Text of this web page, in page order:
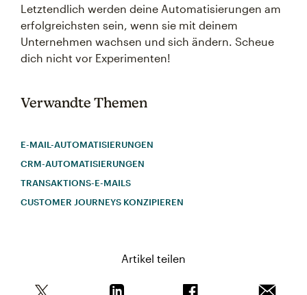
Letztendlich werden deine Automatisierungen am
erfolgreichsten sein, wenn sie mit deinem
Unternehmen wachsen und sich ändern. Scheue
dich nicht vor Experimenten!
Verwandte Themen
E-MAIL-AUTOMATISIERUNGEN
CRM-AUTOMATISIERUNGEN
TRANSAKTIONS-E-MAILS
CUSTOMER JOURNEYS KONZIPIEREN
Artikel teilen